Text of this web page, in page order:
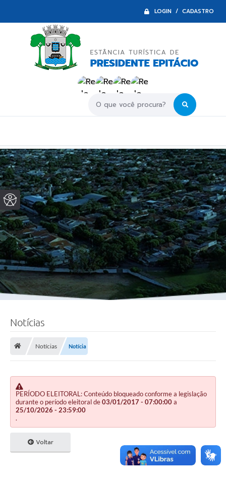
LOGIN / CADASTRO
Notícias
Notícias Notícia
PERÍODO ELEITORAL: Conteúdo bloqueado conforme a legislação
durante o período eleitoral de03/01/2017 - 07:00:00a
25/10/2026 - 23:59:00
.
Voltar